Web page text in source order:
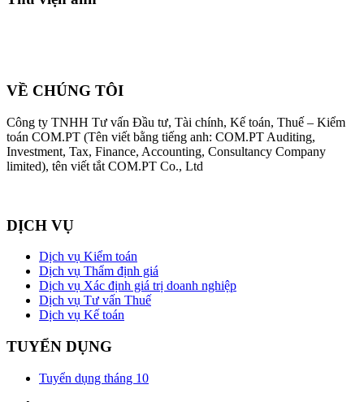
VỀ CHÚNG TÔI
Công ty TNHH Tư vấn Đầu tư, Tài chính, Kế toán, Thuế – Kiểm
toán COM.PT (Tên viết bằng tiếng anh: COM.PT Auditing,
Investment, Tax, Finance, Accounting, Consultancy Company
limited), tên viết tắt COM.PT Co., Ltd
DỊCH VỤ
Dịch vụ Kiểm toán
Dịch vụ Thẩm định giá
Dịch vụ Xác định giá trị doanh nghiệp
Dịch vụ Tư vấn Thuế
Dịch vụ Kế toán
TUYỂN DỤNG
Tuyển dụng tháng 10